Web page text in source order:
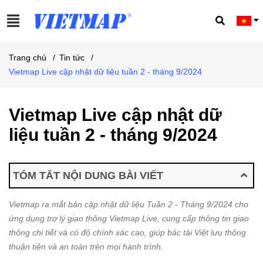
Trang chủ / Tin tức
/
Vietmap Live cập nhật dữ liệu tuần 2 - tháng 9/2024
Vietmap Live cập nhật dữ
liệu tuần 2 - tháng 9/2024
TÓM TẮT NỘI DUNG BÀI VIẾT
Vietmap ra mắt bản cập nhật dữ liệu Tuần 2 - Tháng 9/2024 cho
ứng dụng trợ lý giao thông Vietmap Live, cung cấp thông tin giao
thông chi tiết và có độ chính xác cao, giúp bác tài Việt lưu thông
thuận tiện và an toàn trên mọi hành trình.